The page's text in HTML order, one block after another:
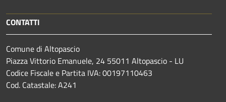
CONTATTI
Comune di Altopascio
Piazza Vittorio Emanuele, 24 55011 Altopascio - LU
Codice Fiscale e Partita IVA: 00197110463
Cod. Catastale: A241